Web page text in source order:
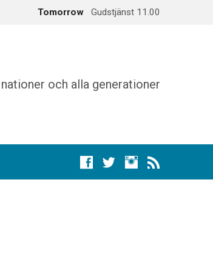
Tomorrow
Gudstjänst 11.00
och alla generationer